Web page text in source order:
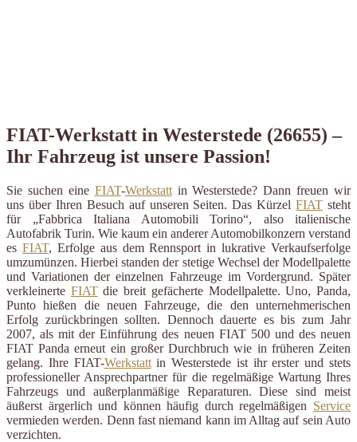
FIAT-Werkstatt in Westerstede (26655) –
Ihr Fahrzeug ist unsere Passion!
Sie suchen eine FIAT-Werkstattin Westerstede? Dann freuen wir
uns über Ihren Besuch auf unseren Seiten. Das KürzelFIAT steht
für „Fabbrica Italiana Automobili Torino“, also italienische
Autofabrik Turin. Wie kaum ein anderer Automobilkonzern verstand
es FIAT, Erfolge aus dem Rennsport in lukrative Verkaufserfolge
umzumünzen. Hierbei standen der stetige Wechsel der Modellpalette
und Variationen der einzelnen Fahrzeuge im Vordergrund. Später
verkleinerte FIATdie breit gefächerte Modellpalette. Uno, Panda,
Punto hießen die neuen Fahrzeuge, die den unternehmerischen
Erfolg zurückbringen sollten. Dennoch dauerte es bis zum Jahr
2007, als mit der Einführung des neuen FIAT 500 und des neuen
FIAT Panda erneut ein großer Durchbruch wie in früheren Zeiten
gelang. Ihre FIAT-Werkstattin Westerstede ist ihr erster und stets
professioneller Ansprechpartner für die regelmäßige Wartung Ihres
Fahrzeugs und außerplanmäßige Reparaturen. Diese sind meist
äußerst ärgerlich und können häufig durch regelmäßigen Service
vermieden werden. Denn fast niemand kann im Alltag auf sein Auto
verzichten.